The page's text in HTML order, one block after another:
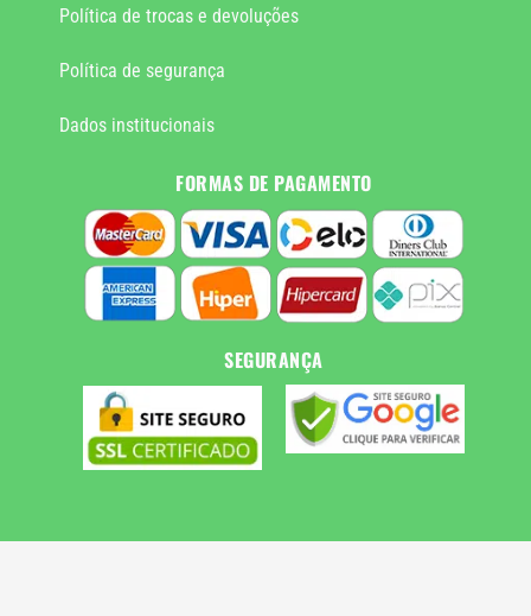
Política de trocas e devoluções
Política de segurança
Dados institucionais
FORMAS DE PAGAMENTO
SEGURANÇA